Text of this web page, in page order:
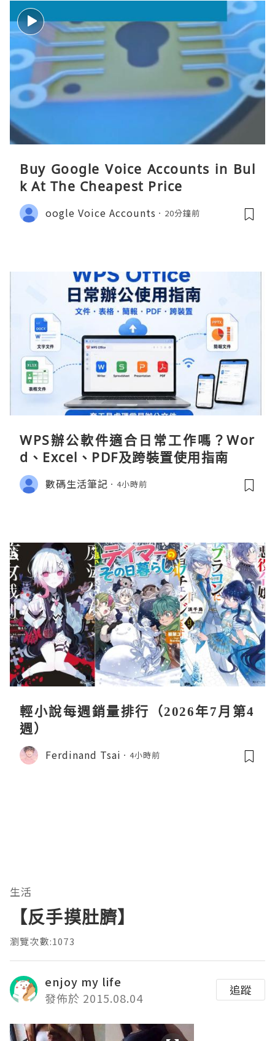
Buy Google Voice Accounts in Bul
k At The Cheapest Price
oogle Voice Accounts 20分鐘前
WPS辦公軟件適合日常工作嗎？Wor
d、Excel、PDF及跨裝置使用指南
數碼生活筆記 4小時前
輕小說每週銷量排行（2026年7月第4
週）
Ferdinand Tsai 4小時前
生活
【反手摸肚臍】
瀏覽次數:1073
enjoy my life
發佈於 2015.08.04
追蹤